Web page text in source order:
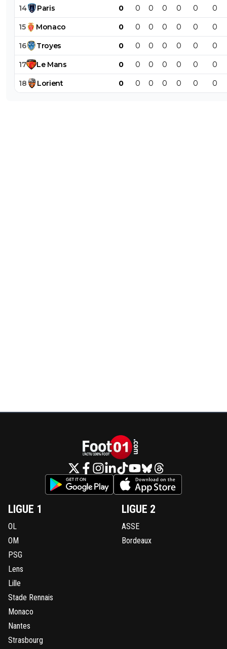
14 Paris 0 0 0 0 0 0 0
15 Monaco 0 0 0 0 0 0 0
16 Troyes 0 0 0 0 0 0 0
17 Le Mans 0 0 0 0 0 0 0
18 Lorient 0 0 0 0 0 0 0
LIGUE 1
OL
OM
PSG
Lens
Lille
Stade Rennais
Monaco
Nantes
Strasbourg
LIGUE 2
ASSE
Bordeaux